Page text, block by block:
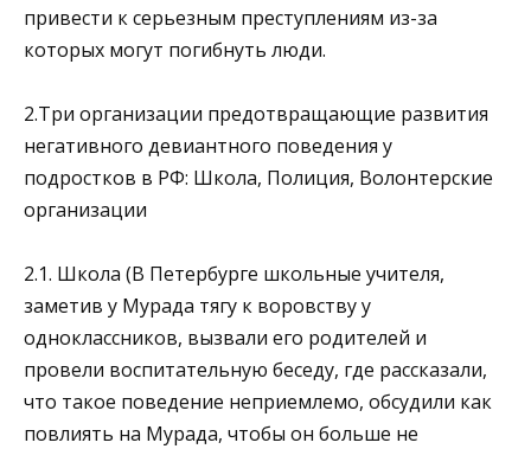
привести к серьезным преступлениям из-за
которых могут погибнуть люди.
2.Три организации предотвращающие развития
негативного девиантного поведения у
подростков в РФ: Школа, Полиция, Волонтерские
организации
2.1. Школа (В Петербурге школьные учителя,
заметив у Мурада тягу к воровству у
одноклассников, вызвали его родителей и
провели воспитательную беседу, где рассказали,
что такое поведение неприемлемо, обсудили как
повлиять на Мурада, чтобы он больше не